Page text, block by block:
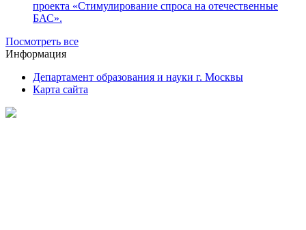
проекта «Стимулирование спроса на отечественные
БАС».
Посмотреть все
Информация
Департамент образования и науки г. Москвы
Карта сайта